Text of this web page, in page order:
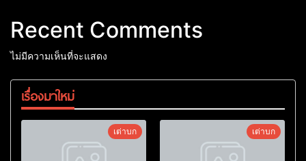
Recent Comments
ไม่มีความเห็นที่จะแสดง
เรื่องมาใหม่
เต่าบก เต่าบก